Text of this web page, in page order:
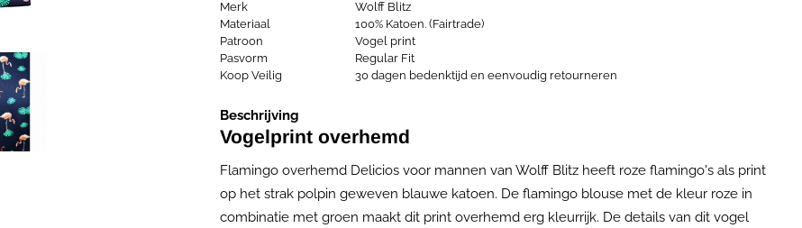
Merk
Wolff Blitz
Materiaal
100% Katoen. (Fairtrade)
Patroon
Vogel print
Pasvorm
Regular Fit
Koop Veilig
30 dagen bedenktijd en eenvoudig retourneren
Beschrijving
Vogelprint overhemd
Flamingo overhemd Delicios voor mannen van Wolff Blitz heeft roze flamingo's als print
op het strak polpin geweven blauwe katoen. De flamingo blouse met de kleur roze in
combinatie met groen maakt dit print overhemd erg kleurrijk. De details van dit vogel